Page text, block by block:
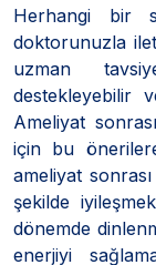
Herhangi bir
doktorunuzla
uzman
destekleyebilir
Ameliyat
için bu
ameliyat
şekilde
dönemde
enerjiyi